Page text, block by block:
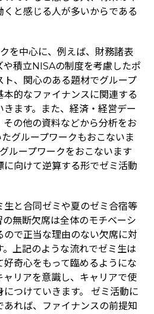
くと感じる人が多いからである
を中心に、例えば、財務諸表
や積立NISAの制度を考慮したポ
、関心のある題材でグループ
的なファイナンスに関連する
ます。また、経済・経営デー
の他の資料などから分析をお
グループワークもおこないま
ループワークをおこないます
向けて逆算する形でゼミ活動
と合同ゼミや夏のゼミ合宿等
無断欠席は全体のモチベーシ
ので正当な理由のない欠席に対
。上記のような流れでゼミ生は
好奇心をもって臨めるようにな
ャリアを意識し、キャリアで使
つけていきます。 ゼミ活動に
れば、ファイナンスの前提知